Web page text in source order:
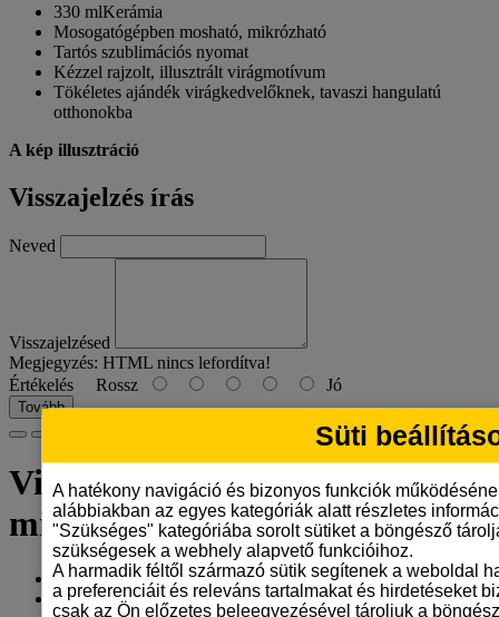
330 mlKerámia
Mosogatógépben mosható, mikrózható
Tartós szublimációs nyomat
Kézzel rajzolt, illusztrált virágmotívum
Tökéletes ajándék virágkedvelőknek, tavaszi hangulatú
otthonokba
A kép illusztráció
Visszajelzés írás
Neved
Visszajelzésed
Megjegyzés: HTML nincs lefordítva!
Értékelés Rossz Jó
Tovább
Virágos bögre illusztrált
mintával, 330 ml
Gyártó:Tangerine Design
Model: viragos-bogre-illusztralt-330ml
Süti
A hatékony navigáció és bizonyos funkciók
alábbiakban az egyes kategóriák alatt részletes
"Szükséges" kategóriába sorolt sütiket a böngésző
szükségesek a webhely alapvető funkcióihoz.
A harmadik féltől származó sütik segítenek a weboldal
a preferenciáit és releváns tartalmakat és hirdetéseket
csak az Ön előzetes beleegyezésével tároljuk a